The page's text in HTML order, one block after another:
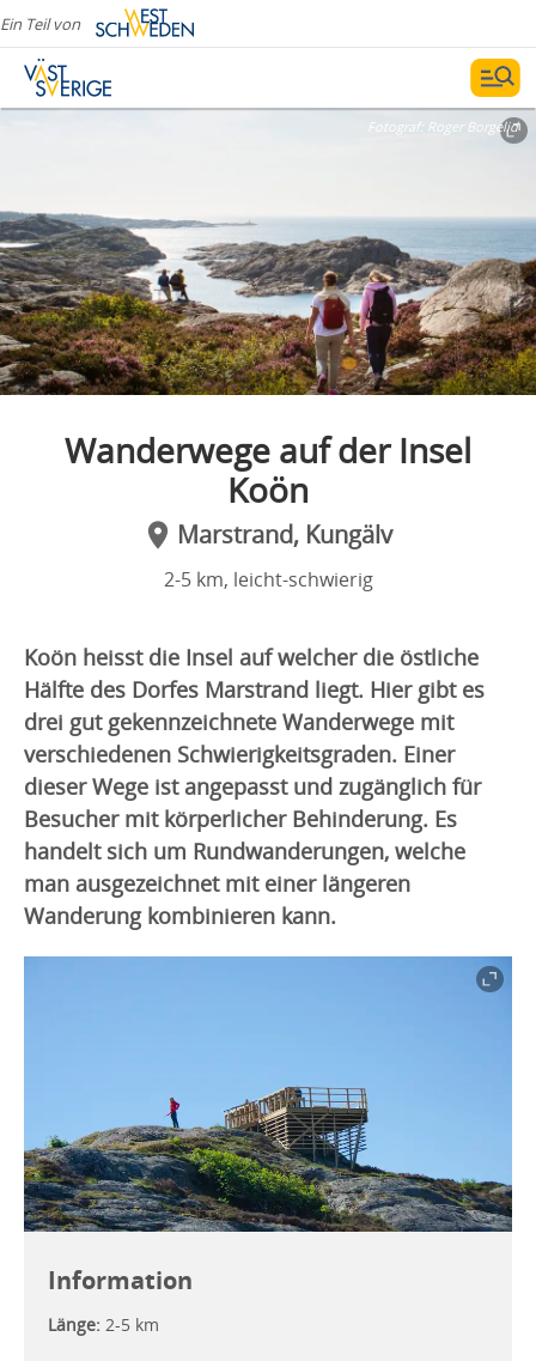
Ein Teil von
Fotograf: Roger Borgelid
Wanderwege auf der Insel
Koön
Marstrand, Kungälv
2-5 km, leicht-schwierig
Koön heisst die Insel auf welcher die östliche
Hälfte des Dorfes Marstrand liegt. Hier gibt es
drei gut gekennzeichnete Wanderwege mit
verschiedenen Schwierigkeitsgraden. Einer
dieser Wege ist angepasst und zugänglich für
Besucher mit körperlicher Behinderung. Es
handelt sich um Rundwanderungen, welche
man ausgezeichnet mit einer längeren
Wanderung kombinieren kann.
Information
Länge: 2-5 km